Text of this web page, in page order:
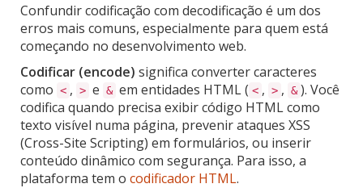
Confundir codificação com decodificação é um dos
erros mais comuns, especialmente para quem está
começando no desenvolvimento web.
Codificar (encode) significa converter caracteres
como < , > e & em entidades HTML ( < , > , & ). Você
codifica quando precisa exibir código HTML como
texto visível numa página, prevenir ataques XSS
(Cross-Site Scripting) em formulários, ou inserir
conteúdo dinâmico com segurança. Para isso, a
plataforma tem o codificador HTML.